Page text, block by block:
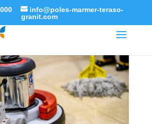
info@poles-marmer-teraso-
granit.com